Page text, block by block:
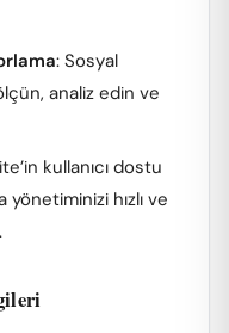
: Sosyal
analiz edin ve
kullanıcı dostu
hızlı ve